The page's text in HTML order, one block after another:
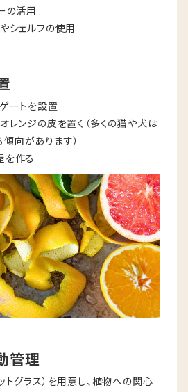
の活用
シェルフの使用
ートを設置
レンジの皮を置く（多くの猫や犬は
向があります）
作る
管理
グラス）を用意し、植物への関心